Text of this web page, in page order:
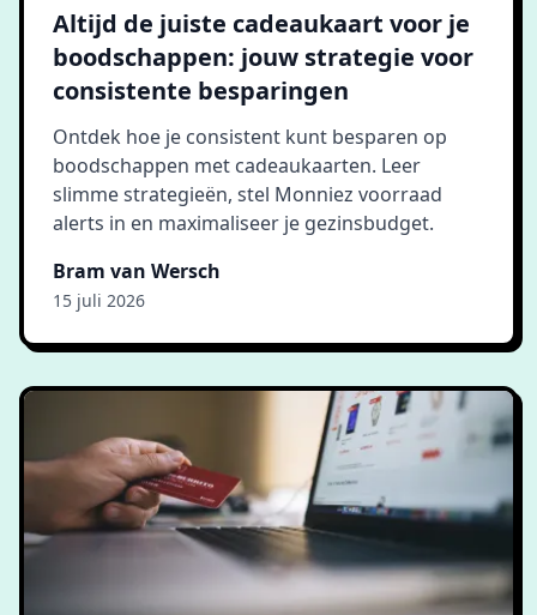
Altijd de juiste cadeaukaart voor je
boodschappen: jouw strategie voor
consistente besparingen
Ontdek hoe je consistent kunt besparen op
boodschappen met cadeaukaarten. Leer
slimme strategieën, stel Monniez voorraad
alerts in en maximaliseer je gezinsbudget.
Bram van Wersch
15 juli 2026